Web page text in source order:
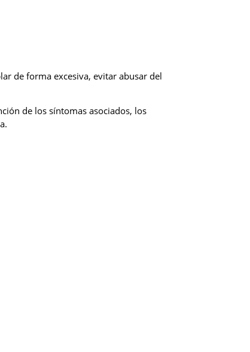
de forma excesiva, evitar abusar del
de los síntomas asociados, los